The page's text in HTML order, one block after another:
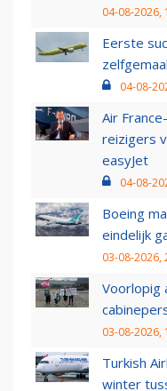
04-08-2026,
Eerste
04-08-
Air
reizigers
easyJet
04-08-
Boeing
eindelijk
03-08-2026,
Voorlopig
03-08-2026,
Turkish
winter